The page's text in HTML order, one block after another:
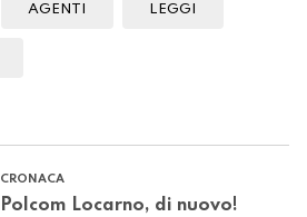
AGENTI LEGGI
CRONACA
Polcom Locarno, di nuovo!